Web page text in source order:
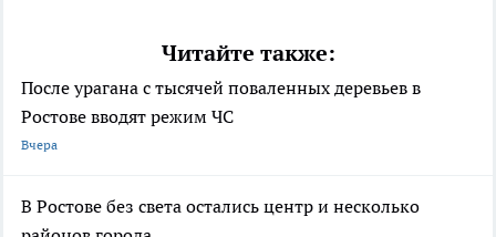
Читайте также:
После урагана с тысячей поваленных деревьев в
Ростове вводят режим ЧС
Вчера
В Ростове без света остались центр и несколько